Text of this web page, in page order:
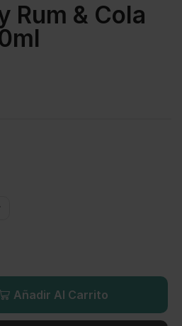
Rum & Cola
Añadir Al Carrito